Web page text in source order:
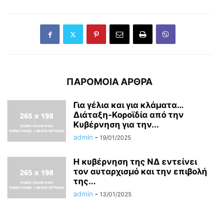
ΠΑΡΟΜΟΙΑ ΑΡΘΡΑ
Για γέλια και για κλάματα…
Διάταξη-Κοροϊδία από την
Κυβέρνηση για την...
admin - 19/01/2025
Η κυβέρνηση της ΝΔ εντείνει
τον αυταρχισμό και την επιβολή
της...
admin - 13/01/2025